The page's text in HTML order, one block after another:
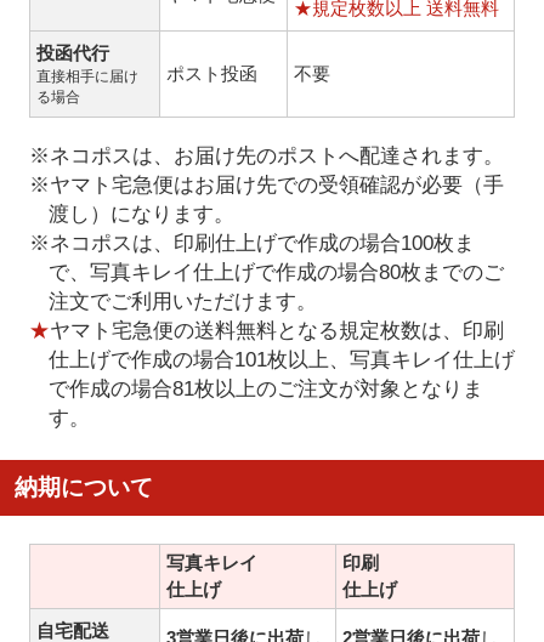
★規定枚数以上 送料無料
投函代行
直接相手に届け
る場合
ポスト投函 不要
※ネコポスは、お届け先のポストへ配達されます。
※ヤマト宅急便はお届け先での受領確認が必要（手
渡し）になります。
※ネコポスは、印刷仕上げで作成の場合100枚ま
で、写真キレイ仕上げで作成の場合80枚までのご
注文でご利用いただけます。
★ヤマト宅急便の送料無料となる規定枚数は、印刷
仕上げで作成の場合101枚以上、写真キレイ仕上げ
で作成の場合81枚以上のご注文が対象となりま
す。
納期について
写真キレイ
仕上げ
印刷
仕上げ
自宅配送